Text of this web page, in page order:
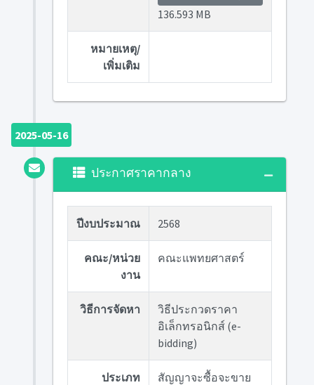
136.593 MB
หมายเหตุ/
เพิ่มเติม
2025-05-16
ประกาศราคากลาง
ปีงบประมาณ 2568
คณะ/หน่วย
งาน
คณะแพทยศาสตร์
วิธีการจัดหา
วิธีประกวดราคา
อิเล็กทรอนิกส์ (e-
bidding)
ประเภท
สัญญาจะซื้อจะขาย